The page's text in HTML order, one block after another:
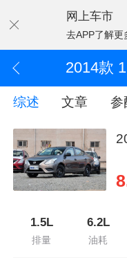
网上车市
去APP了解更
2014款
综述 文章 参
1.5L
排量
6.2L
油耗